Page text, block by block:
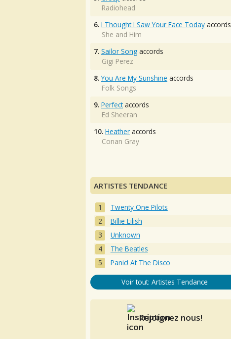
Radiohead
6. I Thought I Saw Your Face Today accords
She and Him
7. Sailor Song accords
Gigi Perez
8. You Are My Sunshine accords
Folk Songs
9. Perfectaccords
Ed Sheeran
10. Heather accords
Conan Gray
ARTISTES TENDANCE
Twenty One Pilots
Billie Eilish
Unknown
The Beatles
Panic! At The Disco
Voir tout: Artistes Tendance
Rejoignez nous!